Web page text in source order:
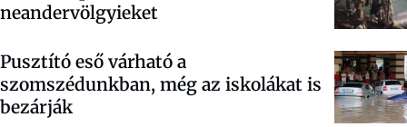
neandervölgyieket
Pusztító eső várható a
szomszédunkban, még az iskolákat is
bezárják